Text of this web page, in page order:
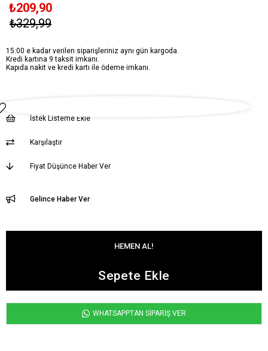
₺329,99
₺209,90
15:00 e kadar verilen siparişleriniz aynı gün kargoda.
Kredi kartına 9 taksit imkanı.
Kapıda nakit ve kredi kartı ile ödeme imkanı.
İstek Listeme Ekle
Karşılaştır
Fiyat Düşünce Haber Ver
Gelince Haber Ver
WHATSAPPTAN SİPARİŞ VER